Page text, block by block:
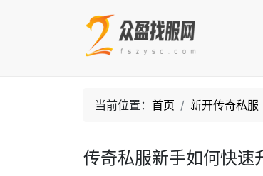
当前位置： 首页 新开传奇私服
传奇私服新手如何快速